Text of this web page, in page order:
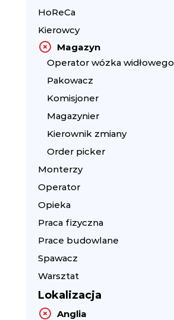
HoReCa
Kierowcy
Magazyn
Operator wózka widłowego
Pakowacz
Komisjoner
Magazynier
Kierownik zmiany
Order picker
Monterzy
Operator
Opieka
Praca fizyczna
Prace budowlane
Spawacz
Warsztat
Lokalizacja
Anglia